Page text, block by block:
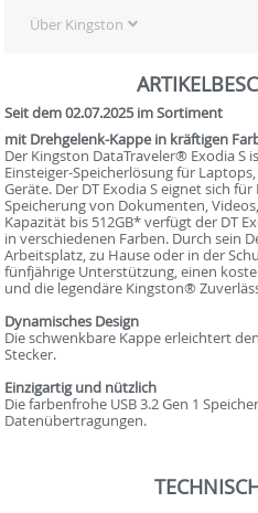
Über Kingston
Seit dem 02.07.2025 im Sortiment
mit Drehgelenk-Kappe in kräftigen
Der Kingston DataTraveler® Exodia S
Einsteiger-Speicherlösung für
Geräte. Der DT Exodia S eignet sich
Speicherung von Dokumenten,
Kapazität bis 512GB* verfügt der DT
in verschiedenen Farben. Durch sein
Arbeitsplatz, zu Hause oder in der
fünfjährige Unterstützung, einen
und die legendäre Kingston®
Dynamisches Design
Die schwenkbare Kappe erleichtert
Stecker.
Einzigartig und nützlich
Die farbenfrohe USB 3.2 Gen 1
Datenübertragungen.